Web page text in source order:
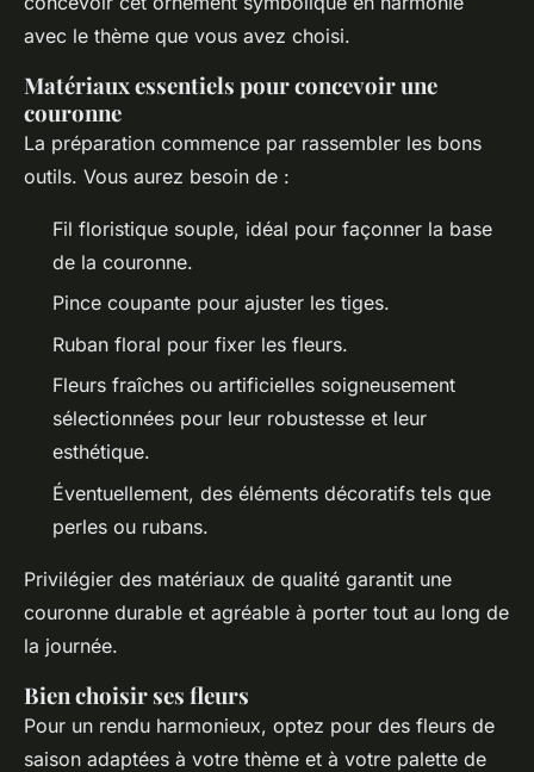
avec le thème que vous avez choisi.
Matériaux essentiels pour concevoir une
couronne
La préparation commence par rassembler les bons
outils. Vous aurez besoin de :
Fil floristique souple, idéal pour façonner la base
de la couronne.
Pince coupante pour ajuster les tiges.
Ruban floral pour fixer les fleurs.
Fleurs fraîches ou artificielles soigneusement
sélectionnées pour leur robustesse et leur
esthétique.
Éventuellement, des éléments décoratifs tels que
perles ou rubans.
Privilégier des matériaux de qualité garantit une
couronne durable et agréable à porter tout au long de
la journée.
Bien choisir ses fleurs
Pour un rendu harmonieux, optez pour des fleurs de
saison adaptées à votre thème et à votre palette de